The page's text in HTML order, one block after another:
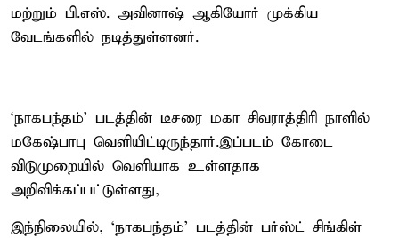
மற்றும் பி.எஸ். அவினாஷ் ஆகியோர் முக்கிய
வேடங்களில் நடித்துள்ளனர்.
‘நாகபந்தம்’ படத்தின் டீசரை மகா சிவராத்திரி நாளில்
மகேஷ்பாபு வெளியிட்டிருந்தார்.இப்படம் கோடை
விடுமுறையில் வெளியாக உள்ளதாக
அறிவிக்கப்பட்டுள்ளது,
இந்நிலையில், ‘நாகபந்தம்’ படத்தின் பர்ஸ்ட் சிங்கிள்